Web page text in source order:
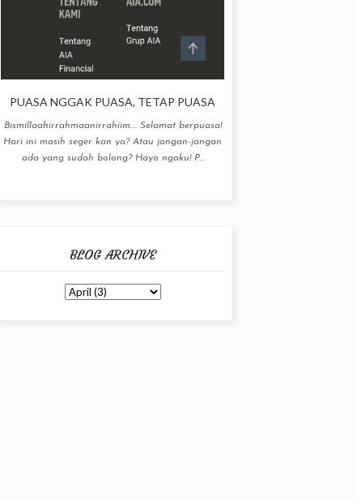
PUASA NGGAK PUASA, TETAP PUASA
Bismillaahirrahmaanirrahiim.... Selamat berpuasa!
Hari ini masih seger kan ya? Atau jangan-jangan
ada yang sudah bolong? Hayo ngaku! P...
BLOG ARCHIVE